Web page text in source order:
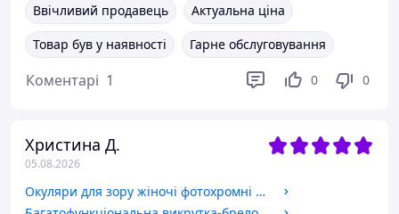
Ввічливий продавець
Актуальна ціна
Товар був у наявності
Гарне обслуговування
Коментарі 1 0 0
Христина Д.
05.08.2026
Окуляри для зору жіночі фотохромні - пластикова оправа, світло-коричневий колір Код 24002 С2 -2.75